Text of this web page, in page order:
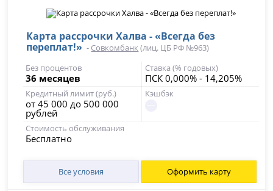
Карта рассрочки Халва - «Всегда без
переплат!» - Совкомбанк (лиц. ЦБ РФ №963)
Без процентов
36 месяцев
Ставка (% годовых)
ПСК 0,000% - 14,205%
Кредитный лимит (руб.)
от 45 000 до 500 000
рублей
Кэшбэк
Стоимость обслуживания
Бесплатно
Все условия Оформить карту